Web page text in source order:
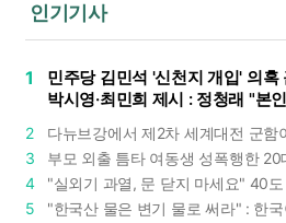
인기기사
1
민주당 김민석 '신천지 개입' 의혹
박시영·최민희 제시 : 정청래 "본
2
3
4
5